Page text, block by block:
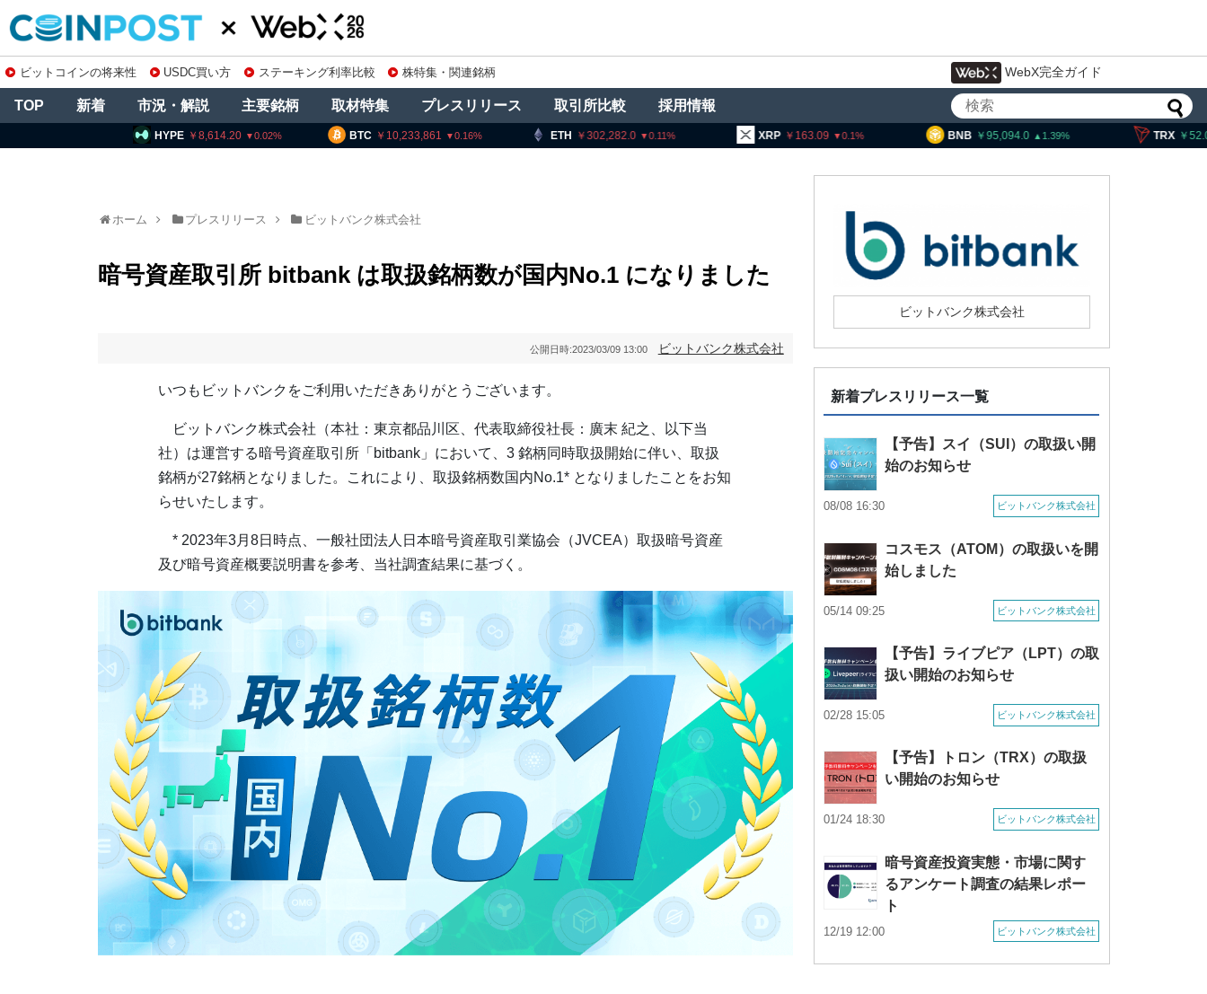
ビットコインの将来性 USDC買い方 ステーキング利率比較 株特集・関連銘柄 WebX完全ガイド
TOP 新着 市況・解説 主要銘柄 取材特集 プレスリリース 取引所比較 採用情報
BTC 10,233,861 ETH 302,282.0 XRP 163.09 BNB 95,094.0 TRX 52.04
ホーム プレスリリース ビットバンク株式会社
暗号資産取引所 bitbank は取扱銘柄数が国内No.1 になりました
公開日時:2023/03/09 13:00 ビットバンク株式会社
いつもビットバンクをご利用いただきありがとうございます。
ビットバンク株式会社（本社：東京都品川区、代表取締役社長：廣末 紀之、以下当
社）は運営する暗号資産取引所「bitbank」において、3 銘柄同時取扱開始に伴い、取扱
銘柄が27銘柄となりました。これにより、取扱銘柄数国内No.1* となりましたことをお知
らせいたします。
* 2023年3月8日時点、一般社団法人日本暗号資産取引業協会（JVCEA）取扱暗号資産
及び暗号資産概要説明書を参考、当社調査結果に基づく。
ビットバンク株式会社
新着プレスリリース一覧
【予告】スイ（SUI）の取扱い開
始のお知らせ
ビットバンク株式会社
08/08 16:30
コスモス（ATOM）の取扱いを開
始しました
ビットバンク株式会社
05/14 09:25
【予告】ライブピア（LPT）の取
扱い開始のお知らせ
ビットバンク株式会社
02/28 15:05
【予告】トロン（TRX）の取扱
い開始のお知らせ
ビットバンク株式会社
01/24 18:30
暗号資産投資実態・市場に関す
るアンケート調査の結果レポー
ト
ビットバンク株式会社
12/19 12:00